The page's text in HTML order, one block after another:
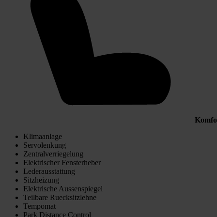
Klimaanlage
Servolenkung
Zentralverriegelung
Elektrischer Fensterheber
Lederausstattung
Sitzheizung
Elektrische Aussenspiegel
Teilbare Ruecksitzlehne
Tempomat
Park Distance Control